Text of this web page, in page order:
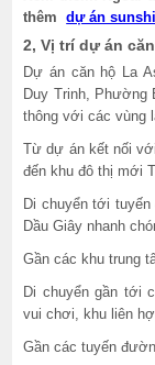
thêmdự án
2, Vị trí dự án
Dự án căn hộ La
Duy Trinh, Phường
thông với các vùng
Từ dự án kết nối
đến khu đô thị mới
Di chuyển tới
Dầu Giây nhanh
Gần các khu trung
Di chuyển gần tới
vui chơi, khu liên
Gần các tuyến